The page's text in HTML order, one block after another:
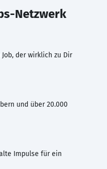
Netzwerk
der wirklich zu Dir
und über 20.000
Impulse für ein